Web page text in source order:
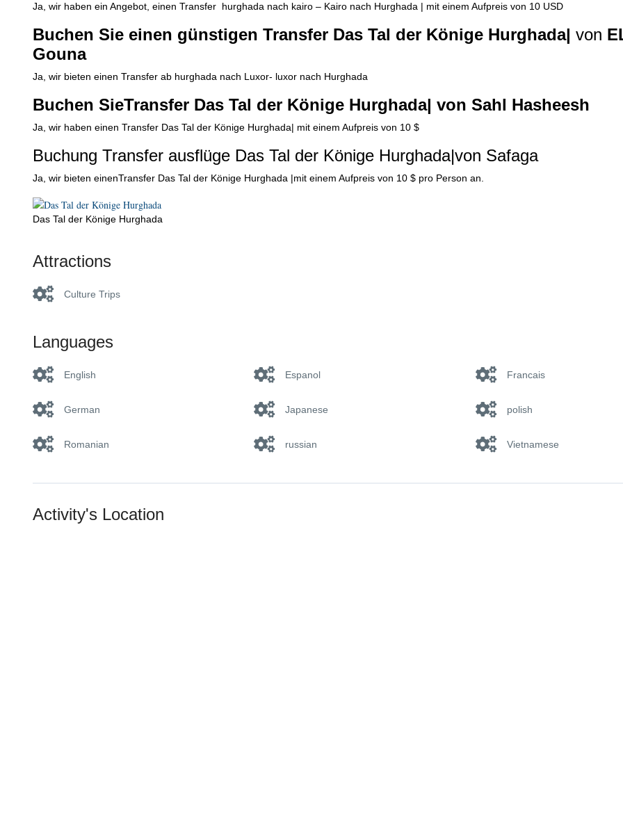
Ja, wir haben ein Angebot, einen Transfer hurghada nach kairo – Kairo nach Hurghada | mit einem Aufpreis von 10 USD
Buchen Sie einen günstigen Transfer Das Tal der Könige Hurghada| von
Gouna
Ja, wir bieten einen Transfer ab hurghada nach Luxor- luxor nach Hurghada
Buchen SieTransfer Das Tal der Könige Hurghada| von Sahl Hasheesh
Ja, wir haben einen Transfer Das Tal der Könige Hurghada| mit einem Aufpreis von 10 $
Buchung Transfer ausflüge Das Tal der Könige Hurghada|von Safaga
Ja, wir bieten einenTransfer Das Tal der Könige Hurghada |mit einem Aufpreis von 10 $ pro Person an.
Das Tal der Könige Hurghada
Attractions
Culture Trips
Languages
English Espanol Francais
German Japanese polish
Romanian russian Vietnamese
Activity's Location